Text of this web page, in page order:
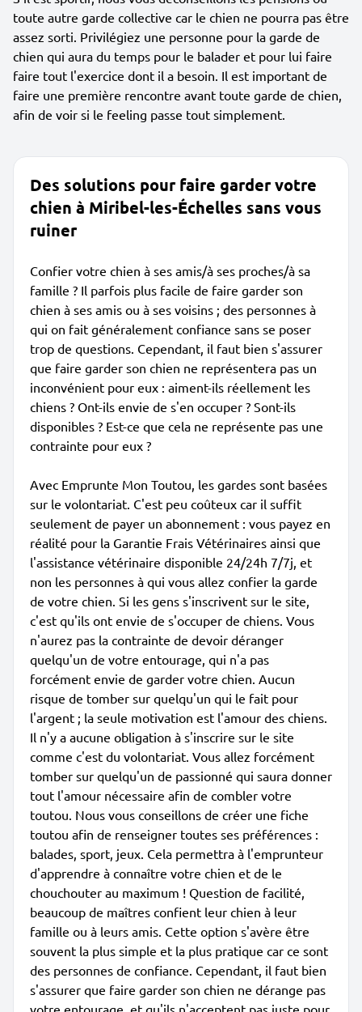
toute autre garde collective car le chien ne pourra pas être
assez sorti. Privilégiez une personne pour la garde de
chien qui aura du temps pour le balader et pour lui faire
faire tout l'exercice dont il a besoin. Il est important de
faire une première rencontre avant toute garde de chien,
afin de voir si le feeling passe tout simplement.
Des solutions pour faire garder votre
chien à Miribel-les-Échelles sans vous
ruiner
Confier votre chien à ses amis/à ses proches/à sa
famille ? Il parfois plus facile de faire garder son
chien à ses amis ou à ses voisins ; des personnes à
qui on fait généralement confiance sans se poser
trop de questions. Cependant, il faut bien s'assurer
que faire garder son chien ne représentera pas un
inconvénient pour eux : aiment-ils réellement les
chiens ? Ont-ils envie de s'en occuper ? Sont-ils
disponibles ? Est-ce que cela ne représente pas une
contrainte pour eux ?
Avec Emprunte Mon Toutou, les gardes sont basées
sur le volontariat. C'est peu coûteux car il suffit
seulement de payer un abonnement : vous payez en
réalité pour la Garantie Frais Vétérinaires ainsi que
l'assistance vétérinaire disponible 24/24h 7/7j, et
non les personnes à qui vous allez confier la garde
de votre chien. Si les gens s'inscrivent sur le site,
c'est qu'ils ont envie de s'occuper de chiens. Vous
n'aurez pas la contrainte de devoir déranger
quelqu'un de votre entourage, qui n'a pas
forcément envie de garder votre chien. Aucun
risque de tomber sur quelqu'un qui le fait pour
l'argent ; la seule motivation est l'amour des chiens.
Il n'y a aucune obligation à s'inscrire sur le site
comme c'est du volontariat. Vous allez forcément
tomber sur quelqu'un de passionné qui saura donner
tout l'amour nécessaire afin de combler votre
toutou. Nous vous conseillons de créer une fiche
toutou afin de renseigner toutes ses préférences :
balades, sport, jeux. Cela permettra à l'emprunteur
d'apprendre à connaître votre chien et de le
chouchouter au maximum ! Question de facilité,
beaucoup de maîtres confient leur chien à leur
famille ou à leurs amis. Cette option s'avère être
souvent la plus simple et la plus pratique car ce sont
des personnes de confiance. Cependant, il faut bien
s'assurer que faire garder son chien ne dérange pas
votre entourage, et qu'ils n'acceptent pas juste pour